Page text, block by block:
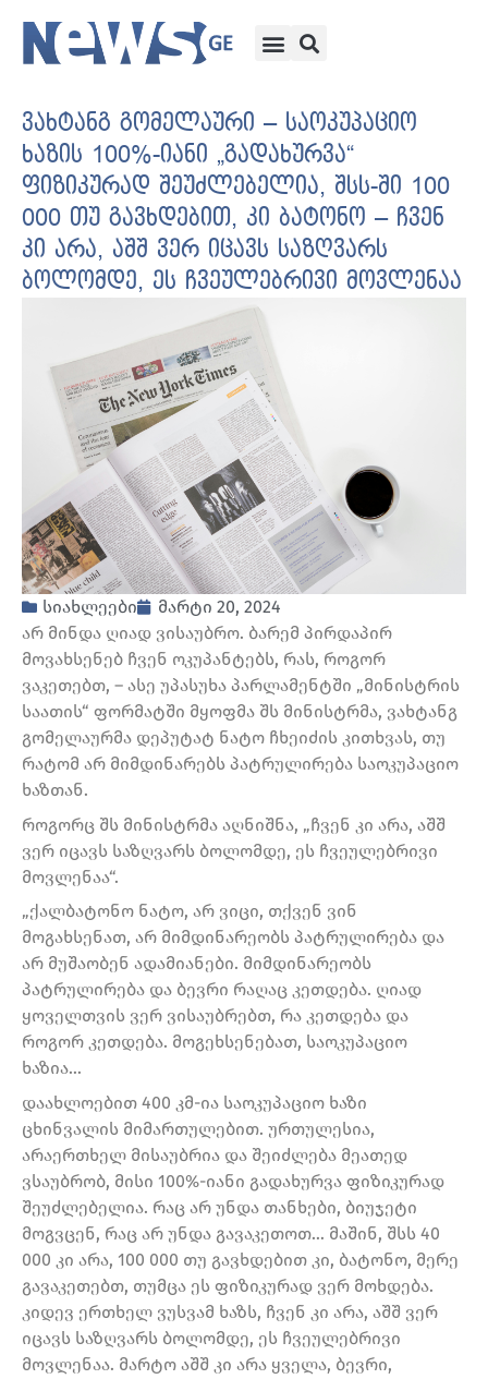
ვახტანგ გომელაური – საოკუპაციო
ხაზის 100%-იანი „გადახურვა“
ფიზიკურად შეუძლებელია, შსს-ში 100
000 თუ გავხდებით, კი ბატონო – ჩვენ
კი არა, აშშ ვერ იცავს საზღვარს
ბოლომდე, ეს ჩვეულებრივი მოვლენაა
სიახლეები
მარტი 20, 2024
არ მინდა ღიად ვისაუბრო. ბარემ პირდაპირ
მოვახსენებ ჩვენ ოკუპანტებს, რას, როგორ
ვაკეთებთ, – ასე უპასუხა პარლამენტში „მინისტრის
საათის“ ფორმატში მყოფმა შს მინისტრმა, ვახტანგ
გომელაურმა დეპუტატ ნატო ჩხეიძის კითხვას, თუ
რატომ არ მიმდინარებს პატრულირება საოკუპაციო
ხაზთან.
როგორც შს მინისტრმა აღნიშნა, „ჩვენ კი არა, აშშ
ვერ იცავს საზღვარს ბოლომდე, ეს ჩვეულებრივი
მოვლენაა“.
„ქალბატონო ნატო, არ ვიცი, თქვენ ვინ
მოგახსენათ, არ მიმდინარეობს პატრულირება და
არ მუშაობენ ადამიანები. მიმდინარეობს
პატრულირება და ბევრი რაღაც კეთდება. ღიად
ყოველთვის ვერ ვისაუბრებთ, რა კეთდება და
როგორ კეთდება. მოგეხსენებათ, საოკუპაციო
ხაზია…
დაახლოებით 400 კმ-ია საოკუპაციო ხაზი
ცხინვალის მიმართულებით. ურთულესია,
არაერთხელ მისაუბრია და შეიძლება მეათედ
ვსაუბრობ, მისი 100%-იანი გადახურვა ფიზიკურად
შეუძლებელია. რაც არ უნდა თანხები, ბიუჯეტი
მოგვცენ, რაც არ უნდა გავაკეთოთ… მაშინ, შსს 40
000 კი არა, 100 000 თუ გავხდებით კი, ბატონო, მერე
გავაკეთებთ, თუმცა ეს ფიზიკურად ვერ მოხდება.
კიდევ ერთხელ ვუსვამ ხაზს, ჩვენ კი არა, აშშ ვერ
იცავს საზღვარს ბოლომდე, ეს ჩვეულებრივი
მოვლენაა. მარტო აშშ კი არა ყველა, ბევრი,